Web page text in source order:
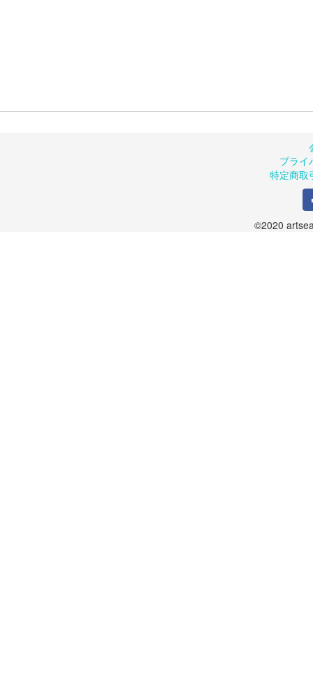
プライ
特定商取
©2020